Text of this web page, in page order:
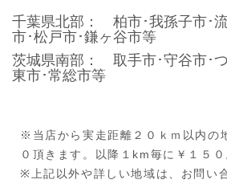
千葉県北部： 柏市･我孫子市･
市･松戸市･鎌ヶ谷市等
茨城県南部： 取手市･守谷市･
東市･常総市等
※当店から実走距離２０ｋｍ以内の
０頂きます。以降１km毎に￥１５０
​※上記以外や詳しい地域は、お問い